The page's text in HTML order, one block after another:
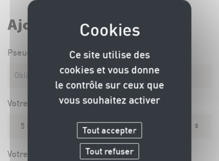
Ajouter un commentaire
Pseudo
Votre note sur 5
Votre commentaire
Ce site utilise des
cookies et vous donne
le contrôle sur ceux que
vous souhaitez activer
Tout accepter
Tout refuser